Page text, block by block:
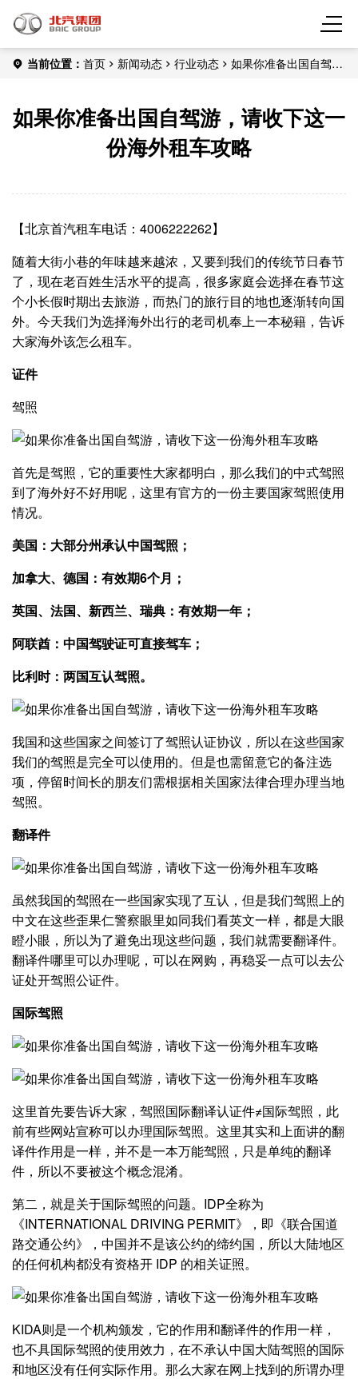
当前位置： 首页 新闻动态 行业动态
如果你准备出国自驾
如果你准备出国自驾游，请收下这一
份海外租车攻略
【北京首汽租车电话：4006222262】
随着大街小巷的年味越来越浓，又要到我们的传统节日春节
了，现在老百姓生活水平的提高，很多家庭会选择在春节这
个小长假时期出去旅游，而热门的旅行目的地也逐渐转向国
外。今天我们为选择海外出行的老司机奉上一本秘籍，告诉
大家海外该怎么租车。
证件
驾照
首先是驾照，它的重要性大家都明白，那么我们的中式驾照
到了海外好不好用呢，这里有官方的一份主要国家驾照使用
情况。
美国：大部分州承认中国驾照；
加拿大、德国：有效期6个月；
英国、法国、新西兰、瑞典：有效期一年；
阿联酋：中国驾驶证可直接驾车；
比利时：两国互认驾照。
我国和这些国家之间签订了驾照认证协议，所以在这些国家
我们的驾照是完全可以使用的。但是也需留意它的备注选
项，停留时间长的朋友们需根据相关国家法律合理办理当地
驾照。
翻译件
虽然我国的驾照在一些国家实现了互认，但是我们驾照上的
中文在这些歪果仁警察眼里如同我们看英文一样，都是大眼
瞪小眼，所以为了避免出现这些问题，我们就需要翻译件。
翻译件哪里可以办理呢，可以在网购，再稳妥一点可以去公
证处开驾照公证件。
国际驾照
这里首先要告诉大家，驾照国际翻译认证件≠国际驾照，此
前有些网站宣称可以办理国际驾照。这里其实和上面讲的翻
译件作用是一样，并不是一本万能驾照，只是单纯的翻译
件，所以不要被这个概念混淆。
第二，就是关于国际驾照的问题。IDP全称为
《INTERNATIONAL DRIVING PERMIT》，即《联合国道
路交通公约》，中国并不是该公约的缔约国，所以大陆地区
的任何机构都没有资格开 IDP 的相关证照。
KIDA则是一个机构颁发，它的作用和翻译件的作用一样，
也不具国际驾照的使用效力，在不承认中国大陆驾照的国际
和地区没有任何实际作用。那么大家在网上找到的所谓办理